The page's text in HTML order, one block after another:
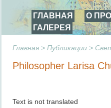
ГЛАВНАЯ О
ГАЛЕРЕЯ
Главная > Публикации >
Philosopher Larisa
Text is not translated